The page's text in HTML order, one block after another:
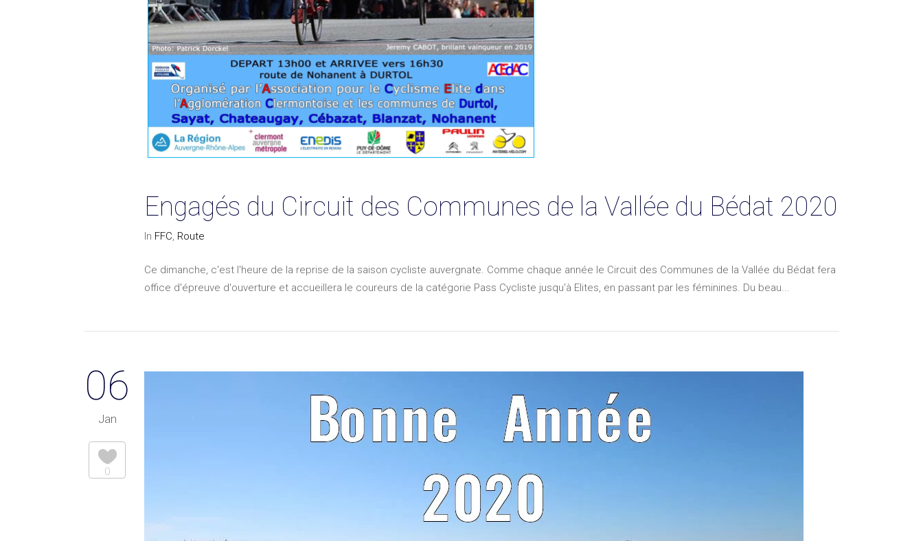
Engagés du Circuit des Communes de la Vallée du Bédat 2020
In FFC, Route
Ce dimanche, c'est l'heure de la reprise de la saison cycliste auvergnate. Comme chaque année le Circuit des Communes de la Vallée du Bédat fera
office d'épreuve d'ouverture et accueillera le coureurs de la catégorie Pass Cycliste jusqu'à Elites, en passant par les féminines. Du beau...
06
Jan
0